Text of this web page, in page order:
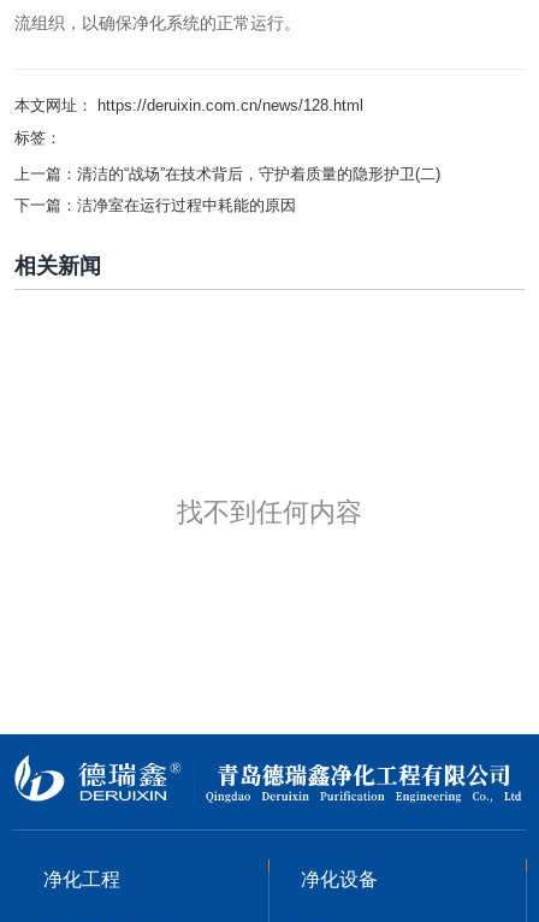
流组织，以确保净化系统的正常运行。
本文网址： https://deruixin.com.cn/news/128.html
标签：
上一篇： 清洁的“战场”在技术背后，守护着质量的隐形护卫(二)
下一篇： 洁净室在运行过程中耗能的原因
相关新闻
找不到任何内容
净化工程 净化设备